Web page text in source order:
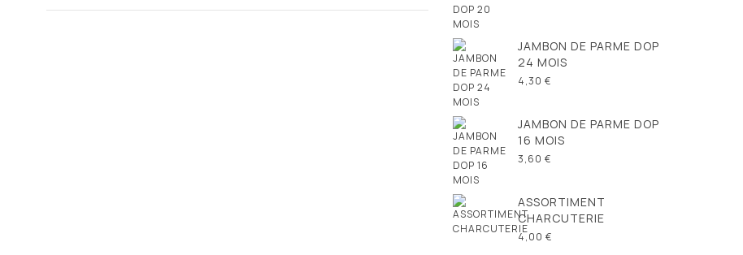
JAMBON DE PARME DOP
24 MOIS
4,30 €
JAMBON DE PARME DOP
16 MOIS
3,60 €
ASSORTIMENT
CHARCUTERIE
4,00 €